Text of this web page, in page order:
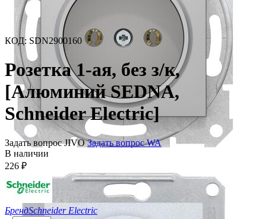
КОД: SDN2900160
Розетка 1-ая, без з/к,
[Алюминий SEDNA,
Schneider Electric]
Задать вопрос JIVO Задать вопрос WA
В наличии
226 ₽
БрендSchneider Electric